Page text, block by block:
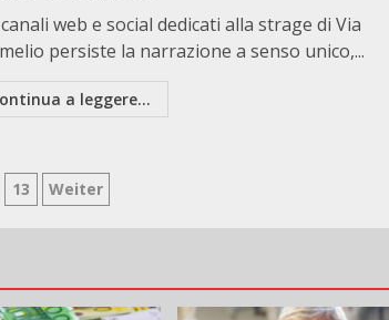
web e social dedicati alla strage di Via
persiste la narrazione a senso unico,...
a leggere...
13 Weiter